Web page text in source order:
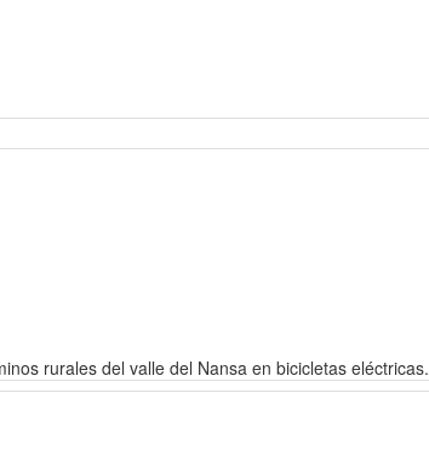
rurales del valle del Nansa en bicicletas eléctricas.